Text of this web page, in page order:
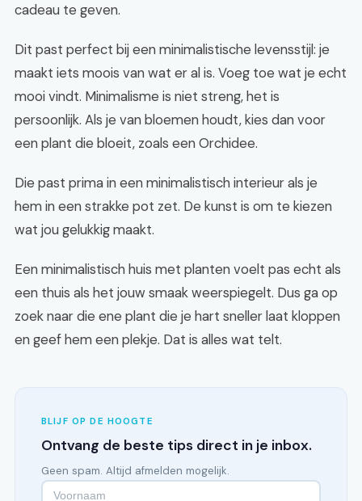
cadeau te geven.
Dit past perfect bij een minimalistische levensstijl: je
maakt iets moois van wat er al is. Voeg toe wat je echt
mooi vindt. Minimalisme is niet streng, het is
persoonlijk. Als je van bloemen houdt, kies dan voor
een plant die bloeit, zoals een Orchidee.
Die past prima in een minimalistisch interieur als je
hem in een strakke pot zet. De kunst is om te kiezen
wat jou gelukkig maakt.
Een minimalistisch huis met planten voelt pas echt als
een thuis als het jouw smaak weerspiegelt. Dus ga op
zoek naar die ene plant die je hart sneller laat kloppen
en geef hem een plekje. Dat is alles wat telt.
BLIJF OP DE HOOGTE
Ontvang de beste tips direct in je inbox.
Geen spam. Altijd afmelden mogelijk.